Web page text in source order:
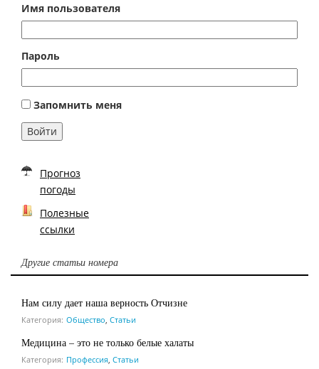
Имя пользователя
Пароль
Запомнить меня
Войти
Прогноз
погоды
Полезные
ссылки
Другие статьи номера
Нам силу дает наша верность Отчизне
Категория: Общество Статьи
Медицина – это не только белые халаты
Категория: Профессия Статьи